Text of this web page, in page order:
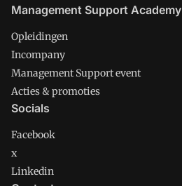
Management Support Academy
Opleidingen
Incompany
Management Support event
Acties & promoties
Socials
Facebook
x
Linkedin